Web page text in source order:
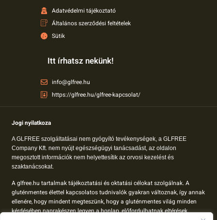
Adatvédelmi tájékoztató
Általános szerződési feltételek
Sütik
Itt írhatsz nekünk!
info@glfree.hu
https://glfree.hu/glfree-kapcsolat/
Jogi nyilatkoza
A GLFREE szolgáltatásai nem gyógyító tevékenységek, a GLFREE
Company Kft. nem nyújt egészségügyi tanácsadást, az oldalon
megosztott információk nem helyettesítik az orvosi kezelést és
szaktanácsokat.
A glfree.hu tartalmak tájékoztatási és oktatási célokat szolgálnak. A
gluténmentes élettel kapcsolatos tudnivalók gyakran változnak, így annak
ellenére, hogy mindent megteszünk, hogy a gluténmentes világ minden
kérdésében naprakészen legyen a honlap, előfordulhatnak eltérések.